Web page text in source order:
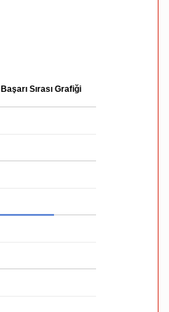
Sırası Grafiği